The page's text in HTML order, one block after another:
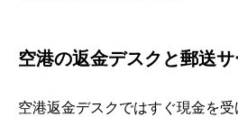
空港の返金デスクと郵送
空港返金デスクではすぐ現金を